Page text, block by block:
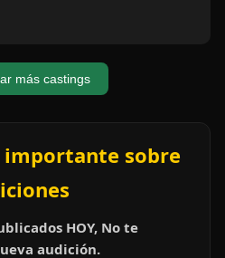
más castings
importante sobre
HOY, No te
audición.